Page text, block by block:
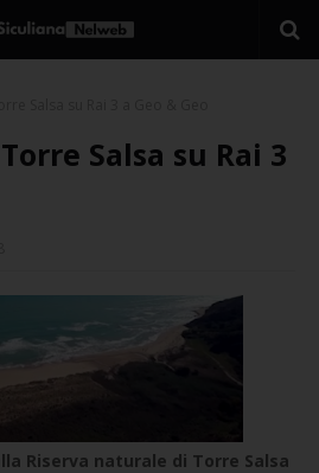
Salsa su Rai 3
Riserva naturale di Torre Salsa